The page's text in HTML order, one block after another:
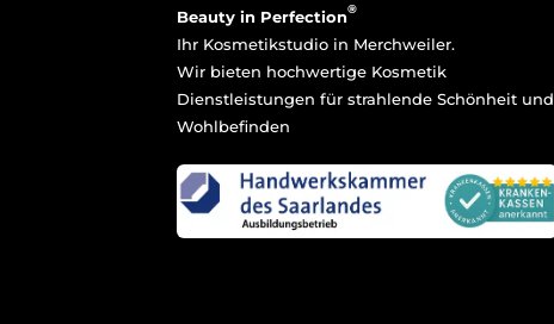
Beauty in Perfection®
Ihr Kosmetikstudio in Merchweiler.
Wir bieten hochwertige Kosmetik
Dienstleistungen für strahlende Schönheit und
Wohlbefinden